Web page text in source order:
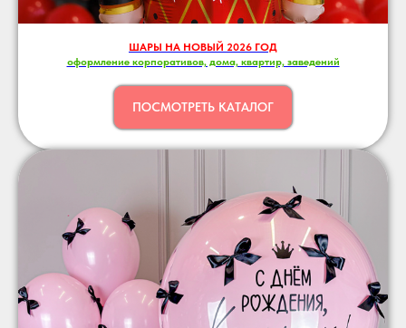
ШАРЫ НА НОВЫЙ 2026 ГОД
оформление корпоративов, дома, квартир, заведений
ПОСМОТРЕТЬ КАТАЛОГ